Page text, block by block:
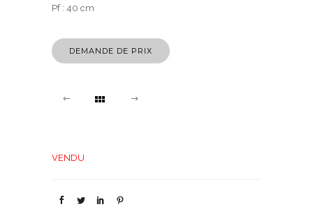
Pf : 40 cm
DEMANDE DE PRIX
VENDU